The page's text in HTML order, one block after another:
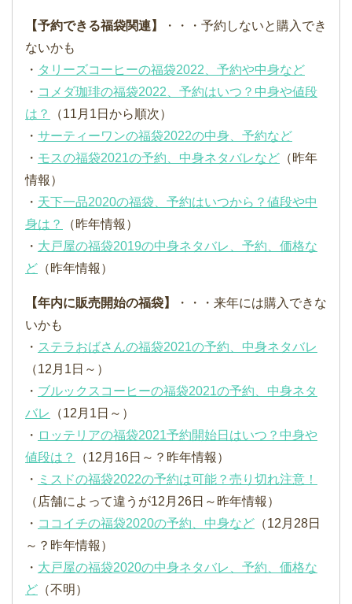
【予約できる福袋関連】
・・・予約しないと購入でき
ないかも
・ タリーズコーヒーの福袋2022、予約や中身など
・ コメダ珈琲の福袋2022、予約はいつ？中身や値段
は？
（11月1日から順次）
・ サーティーワンの福袋2022の中身、予約など
・ モスの福袋2021の予約、中身ネタバレなど （昨年
情報）
・ 天下一品2020の福袋、予約はいつから？値段や中
身は？
（昨年情報）
・ 大戸屋の福袋2019の中身ネタバレ、予約、価格な
ど （昨年情報）
【年内に販売開始の福袋】
・・・来年には購入できな
いかも
・ ステラおばさんの福袋2021の予約、中身ネタバレ
（12月1日～）
・ ブルックスコーヒーの福袋2021の予約、中身ネタ
バレ
（12月1日～）
・ ロッテリアの福袋2021予約開始日はいつ？中身や
値段は？
（12月16日～？昨年情報）
・ ミスドの福袋2022の予約は可能？売り切れ注意！
（店舗によって違うが12月26日～昨年情報）
・ ココイチの福袋2020の予約、中身など （12月28日
～？昨年情報）
・ 大戸屋の福袋2020の中身ネタバレ、予約、価格な
ど （不明）